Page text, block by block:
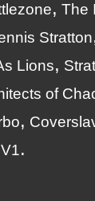
The
Stratton
Lions
of
V1